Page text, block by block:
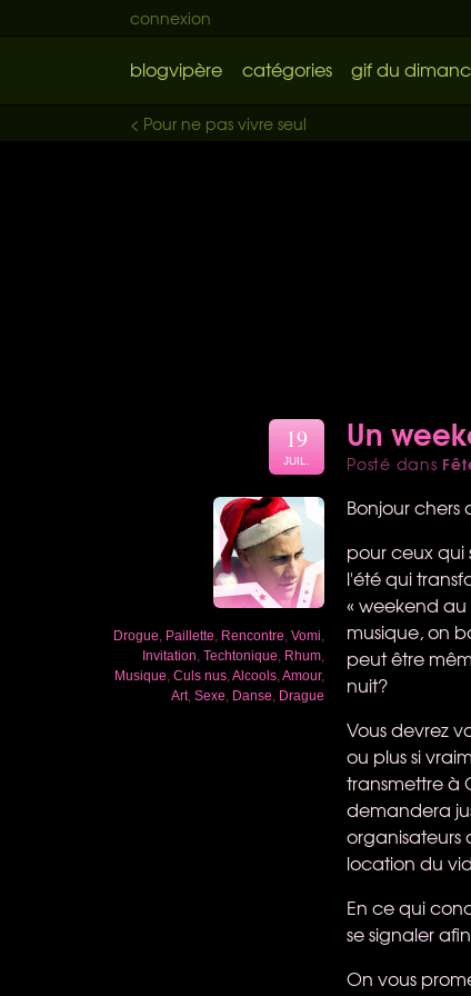
connexion
blogvipère catégories gif du
< Pour ne pas vivre seul
Un
Posté dans
19
JUIL.
Drogue Paillette Rencontre Vomi
Invitation Techtonique Rhum
Musique Culs nus Alcools Amour,
Art, Sexe Danse Drague
Bonjour chers
pour ceux qui
l'été qui
« weekend
musique, on
peut être
nuit?
Vous devrez
ou plus si
transmettre à
demandera
organisateurs
location du
En ce qui
se signaler
On vous